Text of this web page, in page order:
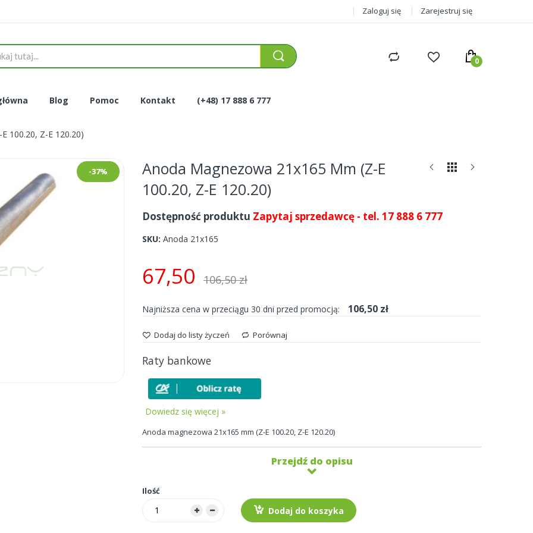
Zaloguj się Zarejestruj się
Blog Pomoc Kontakt (+48) 17 888 6 777
100.20, Z-E 120.20)
-37%
Anoda Magnezowa 21x165 Mm (Z-E
100.20, Z-E 120.20)
Dostępność produktu Zapytaj sprzedawcę - tel. 17 888 6 777
SKU Anoda 21x165
67,50 106,50 zł
Najniższa cena w przeciągu 30 dni przed promocją: 106,50 zł
Dodaj do listy życzeń Porównaj
Raty bankowe
Dowiedz się więcej »
Anoda magnezowa 21x165 mm (Z-E 100.20, Z-E 120.20)
Przejdź do opisu
Ilość
Dodaj do koszyka